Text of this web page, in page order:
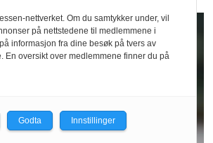
nettverket. Om du samtykker under, vil
på nettstedene til medlemmene i
informasjon fra dine besøk på tvers av
En oversikt over medlemmene finner du på
Godta Innstillinger